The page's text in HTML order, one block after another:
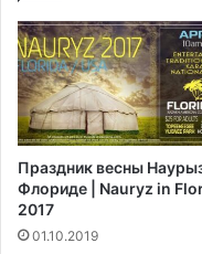
о
-
К
и
т
а
й
с
к
о
з
м
о
ж
н
о
с
т
ь
о
Праздник весны
Флориде | Nauryz in
2017
01.10.2019